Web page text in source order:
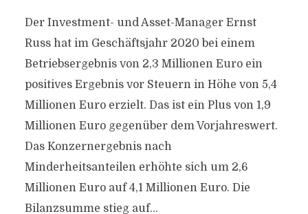
Der Investment- und Asset-Manager Ernst
Russ hat im Geschäftsjahr 2020 bei einem
Betriebsergebnis von 2,3 Millionen Euro ein
positives Ergebnis vor Steuern in Höhe von 5,4
Millionen Euro erzielt. Das ist ein Plus von 1,9
Millionen Euro gegenüber dem Vorjahreswert.
Das Konzernergebnis nach
Minderheitsanteilen erhöhte sich um 2,6
Millionen Euro auf 4,1 Millionen Euro. Die
Bilanzsumme stieg auf...